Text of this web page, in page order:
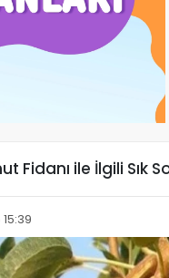
Fidanı ile İlgili Sık